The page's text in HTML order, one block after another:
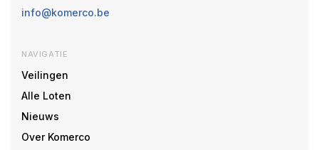
info@komerco.be
NAVIGATIE
Veilingen
Alle Loten
Nieuws
Over Komerco